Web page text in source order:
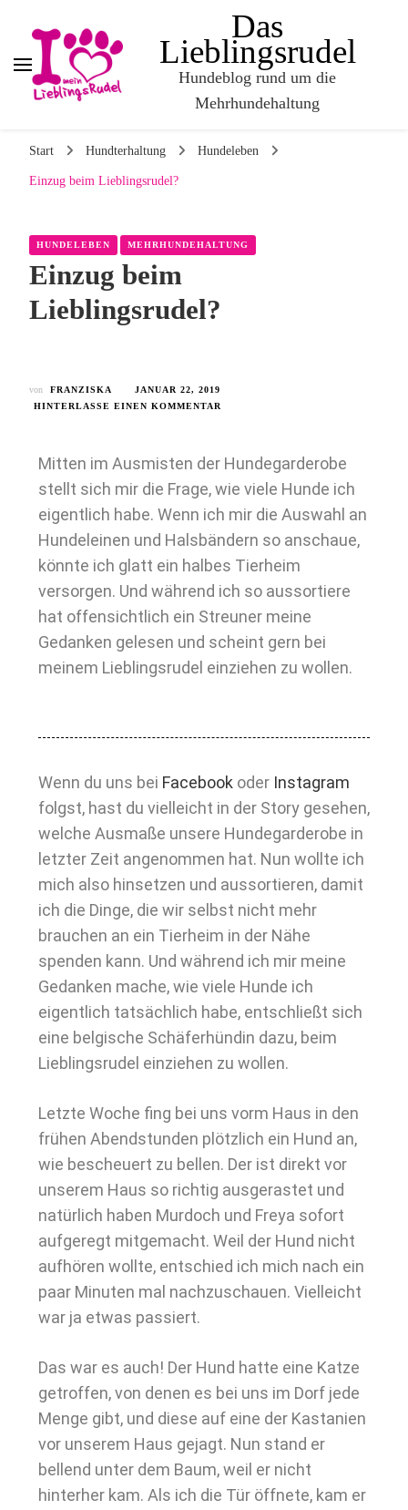
Das
Lieblingsrudel
Hundeblog rund um die
Mehrhundehaltung
Start Hundterhaltung Hundeleben
Einzug beim Lieblingsrudel?
HUNDELEBEN MEHRHUNDEHALTUNG
Einzug beim
Lieblingsrudel?
von FRANZISKA
JANUAR 22, 2019
HINTERLASSE EINEN KOMMENTAR
Mitten im Ausmisten der Hundegarderobe
stellt sich mir die Frage, wie viele Hunde ich
eigentlich habe. Wenn ich mir die Auswahl an
Hundeleinen und Halsbändern so anschaue,
könnte ich glatt ein halbes Tierheim
versorgen. Und während ich so aussortiere
hat offensichtlich ein Streuner meine
Gedanken gelesen und scheint gern bei
meinem Lieblingsrudel einziehen zu wollen.
Wenn du uns bei Facebook oder Instagram
folgst, hast du vielleicht in der Story gesehen,
welche Ausmaße unsere Hundegarderobe in
letzter Zeit angenommen hat. Nun wollte ich
mich also hinsetzen und aussortieren, damit
ich die Dinge, die wir selbst nicht mehr
brauchen an ein Tierheim in der Nähe
spenden kann. Und während ich mir meine
Gedanken mache, wie viele Hunde ich
eigentlich tatsächlich habe, entschließt sich
eine belgische Schäferhündin dazu, beim
Lieblingsrudel einziehen zu wollen.
Letzte Woche fing bei uns vorm Haus in den
frühen Abendstunden plötzlich ein Hund an,
wie bescheuert zu bellen. Der ist direkt vor
unserem Haus so richtig ausgerastet und
natürlich haben Murdoch und Freya sofort
aufgeregt mitgemacht. Weil der Hund nicht
aufhören wollte, entschied ich mich nach ein
paar Minuten mal nachzuschauen. Vielleicht
war ja etwas passiert.
Das war es auch! Der Hund hatte eine Katze
getroffen, von denen es bei uns im Dorf jede
Menge gibt, und diese auf eine der Kastanien
vor unserem Haus gejagt. Nun stand er
bellend unter dem Baum, weil er nicht
hinterher kam. Als ich die Tür öffnete, kam er